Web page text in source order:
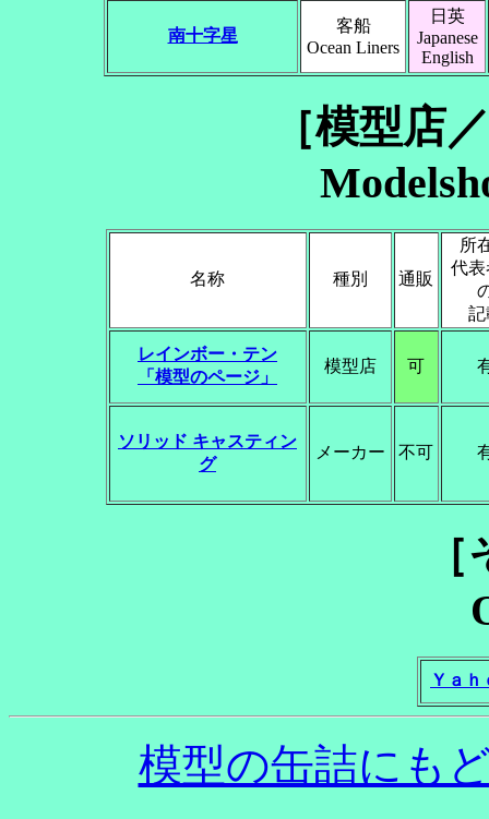
南十字星
客船
Ocean Liners
日英
Japanese
English
［模型店
名称 種別 通販
所
代表
記
レインボー・テン
「模型のページ」
模型店 可
ソリッド キャスティン
グ
メーカー 不可
Ｙａ
模型の缶詰にも